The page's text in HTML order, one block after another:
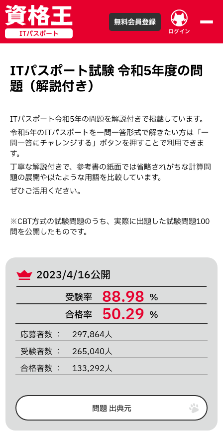
ITパスポート ログイン
無料会員登録
ITパスポート試験令和5年度の問
題（解説付き）
ITパスポート令和5年の問題を解説付きで掲載しています。
令和5年のITパスポートを一問一答形式で解きたい方は「一
問一答にチャレンジする」ボタンを押すことで利用できま
す。
丁寧な解説付きで、参考書の紙面では省略されがちな計算問
題の展開や似たような用語を比較しています。
ぜひご活用ください。
※CBT方式の試験問題のうち、実際に出題した試験問題100
問を公開したものです。
2023/4/16公開
受験率 88.98 %
合格率
50.29 %
応募者数 297,864人
受験者数
265,040人
合格者数
133,292人
問題 出典元